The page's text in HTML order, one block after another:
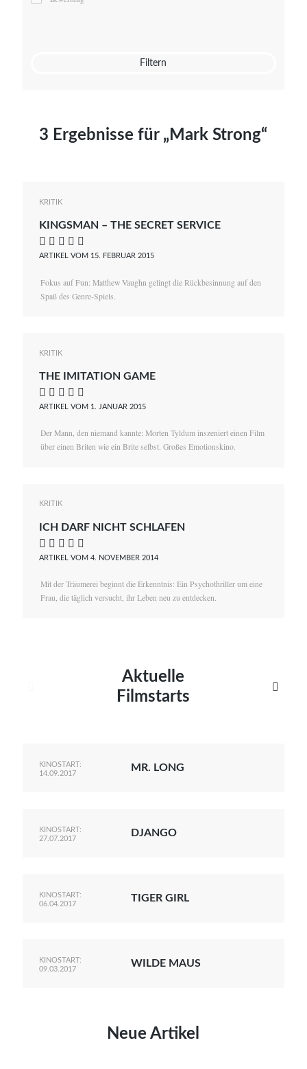
Mato von Vogelstein
Filtern
3 Ergebnisse für „Mark Strong“
KRITIK
KINGSMAN – THE SECRET SERVICE
    
ARTIKEL VOM 15. FEBRUAR 2015
Fokus auf Fun: Matthew Vaughn gelingt die Rückbesinnung auf den
Spaß des Genre-Spiels.
KRITIK
THE IMITATION GAME
    
ARTIKEL VOM 1. JANUAR 2015
Der Mann, den niemand kannte: Morten Tyldum inszeniert einen Film
über einen Briten wie ein Brite selbst. Großes Emotionskino.
KRITIK
ICH DARF NICHT SCHLAFEN
    
ARTIKEL VOM 4. NOVEMBER 2014
Mit der Träumerei beginnt die Erkenntnis: Ein Psychothriller um eine
Frau, die täglich versucht, ihr Leben neu zu entdecken.
Aktuelle
Filmstarts

KINOSTART:
14.09.2017
MR. LONG
KINOSTART:
27.07.2017
DJANGO
KINOSTART:
06.04.2017
TIGER GIRL
KINOSTART:
09.03.2017
WILDE MAUS
Neue Artikel